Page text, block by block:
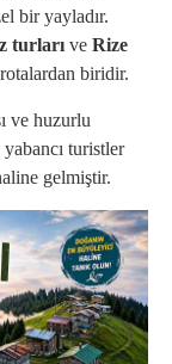
bir yayladır.
turları ve Rize
biridir.
ve huzurlu
turistler
gelmiştir.